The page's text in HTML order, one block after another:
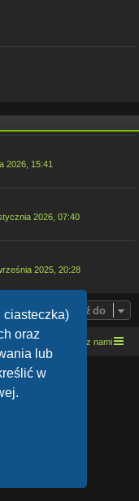
ciasteczka)
oraz
lub
w
2026, 15:41
2026, 07:40
2025, 20:28
Przejdź do
Kontakt z nami
García